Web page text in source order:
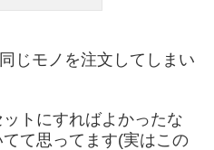
じモノを注文してしまい
トにすればよかったな
て思ってます(実はこの